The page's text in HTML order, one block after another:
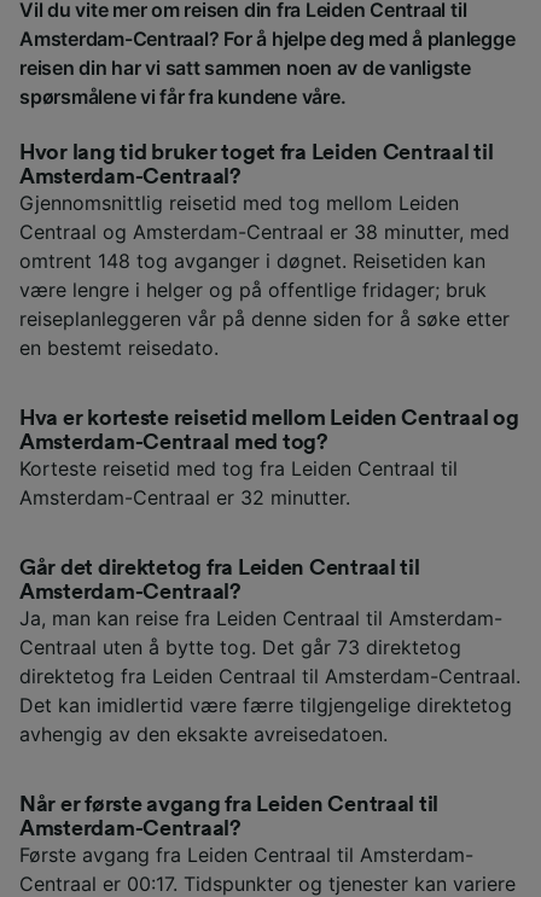
Vil du vite mer om reisen din fra Leiden Centraal til
Amsterdam-Centraal? For å hjelpe deg med å planlegge
reisen din har vi satt sammen noen av de vanligste
spørsmålene vi får fra kundene våre.
Hvor lang tid bruker toget fra Leiden Centraal til
Amsterdam-Centraal?
Gjennomsnittlig reisetid med tog mellom Leiden
Centraal og Amsterdam-Centraal er 38 minutter, med
omtrent 148 tog avganger i døgnet. Reisetiden kan
være lengre i helger og på offentlige fridager; bruk
reiseplanleggeren vår på denne siden for å søke etter
en bestemt reisedato.
Hva er korteste reisetid mellom Leiden Centraal og
Amsterdam-Centraal med tog?
Korteste reisetid med tog fra Leiden Centraal til
Amsterdam-Centraal er 32 minutter.
Går det direktetog fra Leiden Centraal til
Amsterdam-Centraal?
Ja, man kan reise fra Leiden Centraal til Amsterdam-
Centraal uten å bytte tog. Det går 73 direktetog
direktetog fra Leiden Centraal til Amsterdam-Centraal.
Det kan imidlertid være færre tilgjengelige direktetog
avhengig av den eksakte avreisedatoen.
Når er første avgang fra Leiden Centraal til
Amsterdam-Centraal?
Første avgang fra Leiden Centraal til Amsterdam-
Centraal er 00:17. Tidspunkter og tjenester kan variere